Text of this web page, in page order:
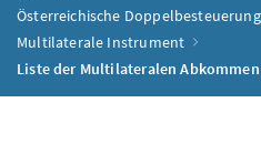
Österreichische
Multilaterale Instrument
Liste der Multilateralen